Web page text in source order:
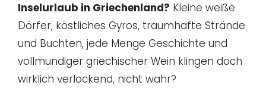
Inselurlaub in Griechenland? Kleine weiße
Dörfer, köstliches Gyros, traumhafte Strände
und Buchten, jede Menge Geschichte und
vollmundiger griechischer Wein klingen doch
wirklich verlockend, nicht wahr?